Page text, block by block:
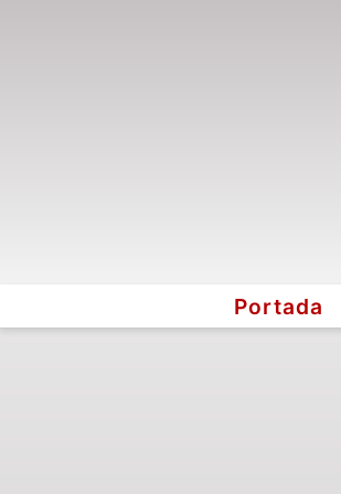
Portada